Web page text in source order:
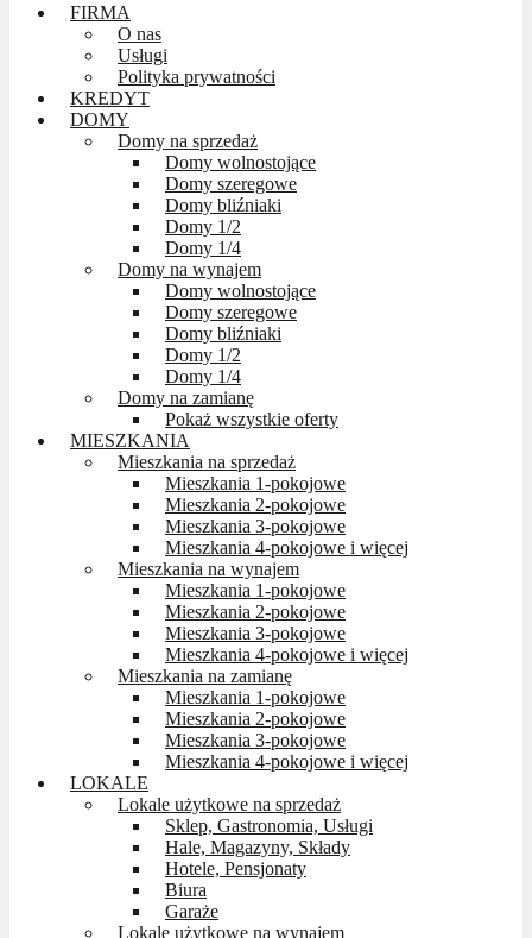
FIRMA
O nas
Usługi
Polityka prywatności
KREDYT
DOMY
Domy na sprzedaż
Domy wolnostojące
Domy szeregowe
Domy bliźniaki
Domy 1/2
Domy 1/4
Domy na wynajem
Domy wolnostojące
Domy szeregowe
Domy bliźniaki
Domy 1/2
Domy 1/4
Domy na zamianę
Pokaż wszystkie oferty
MIESZKANIA
Mieszkania na sprzedaż
Mieszkania 1-pokojowe
Mieszkania 2-pokojowe
Mieszkania 3-pokojowe
Mieszkania 4-pokojowe i więcej
Mieszkania na wynajem
Mieszkania 1-pokojowe
Mieszkania 2-pokojowe
Mieszkania 3-pokojowe
Mieszkania 4-pokojowe i więcej
Mieszkania na zamianę
Mieszkania 1-pokojowe
Mieszkania 2-pokojowe
Mieszkania 3-pokojowe
Mieszkania 4-pokojowe i więcej
LOKALE
Lokale użytkowe na sprzedaż
Sklep, Gastronomia, Usługi
Hale, Magazyny, Składy
Hotele, Pensjonaty
Biura
Garaże
Lokale użytkowe na wynajem